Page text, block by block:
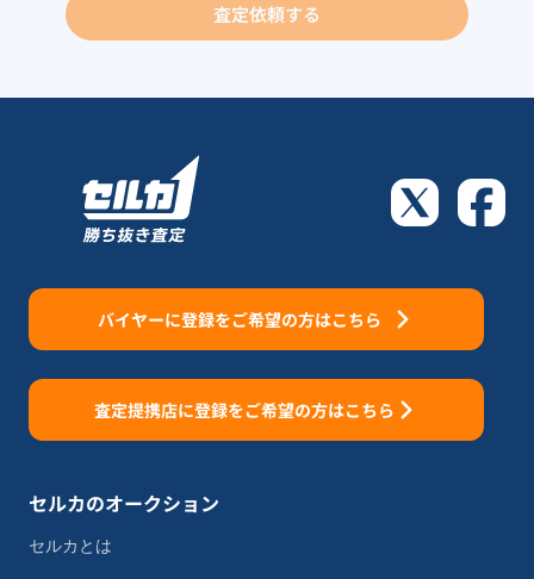
査定依頼する
バイヤーに登録をご希望の方はこちら
査定提携店に登録をご希望の方はこちら
セルカのオークション
セルカとは